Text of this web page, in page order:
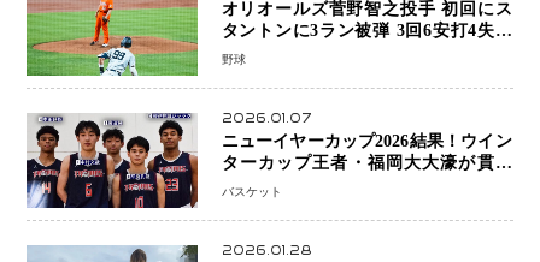
オリオールズ菅野智之投手 初回にス
タントンに3ラン被弾 3回6安打4失点
で降板
野球
2026.01.07
ニューイヤーカップ2026結果！ウイン
ターカップ王者・福岡大大濠が貫禄
V！ 東山は“背番号継承”で新たな物語
バスケット
2026.01.28